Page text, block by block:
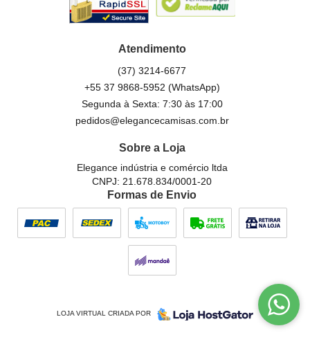
Atendimento
(37) 3214-6677
+55 37 9868-5952 (WhatsApp)
Segunda à Sexta: 7:30 às 17:00
pedidos@elegancecamisas.com.br
Sobre a Loja
Elegance indústria e comércio ltda
CNPJ: 21.678.834/0001-20
Formas de Envio
LOJA VIRTUAL CRIADA POR